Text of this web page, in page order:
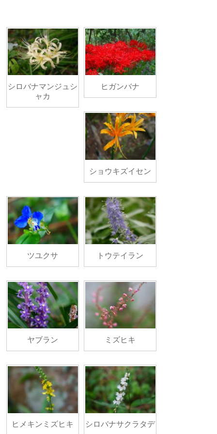
シロバナマンジュシ
ャカ
ヒガンバナ
ショウキズイセン
ツユクサ トウテイラン
ヤブラン ミズヒキ
ヒメキンミズヒキ シロバナサクラタデ